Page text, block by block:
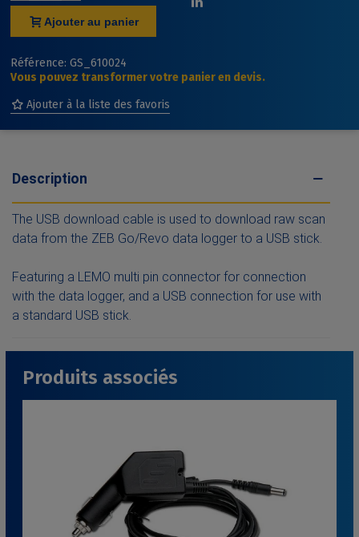
Ajouter au panier
Référence: GS_610024
Vous pouvez transformer votre panier en devis.
Ajouter à la liste des favoris
Description
The USB download cable is used to download raw scan
data from the ZEB Go/Revo data logger to a USB stick.
Featuring a LEMO multi pin connector for connection
with the data logger, and a USB connection for use with
a standard USB stick.
Produits associés